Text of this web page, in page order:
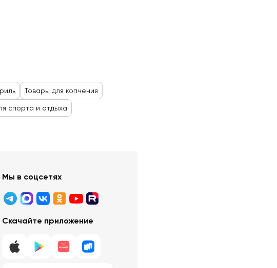
Товары для копчения
спорта и отдыха
Мы в соцсетях
Скачайте приложение